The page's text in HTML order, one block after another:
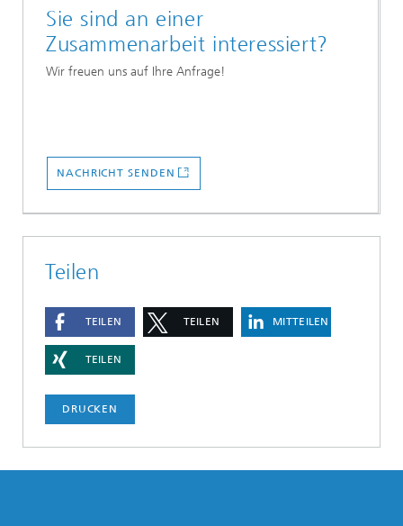
Sie sind an einer
Zusammenarbeit interessiert?
Wir freuen uns auf Ihre Anfrage!
NACHRICHT SENDEN
Teilen
TEILEN TEILEN MITTEILEN
TEILEN
DRUCKEN